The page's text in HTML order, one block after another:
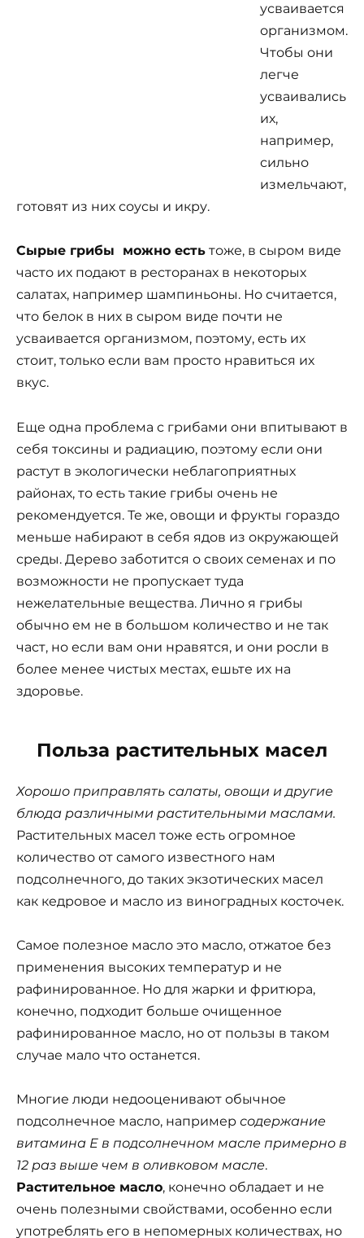
усваивается
организмом.
Чтобы они
легче
усваивались
их,
например,
сильно
измельчают,
готовят из них соусы и икру.
Сырые грибы можно есть тоже, в сыром виде
часто их подают в ресторанах в некоторых
салатах, например шампиньоны. Но считается,
что белок в них в сыром виде почти не
усваивается организмом, поэтому, есть их
стоит, только если вам просто нравиться их
вкус.
Еще одна проблема с грибами они впитывают в
себя токсины и радиацию, поэтому если они
растут в экологически неблагоприятных
районах, то есть такие грибы очень не
рекомендуется. Те же, овощи и фрукты гораздо
меньше набирают в себя ядов из окружающей
среды. Дерево заботится о своих семенах и по
возможности не пропускает туда
нежелательные вещества. Лично я грибы
обычно ем не в большом количество и не так
част, но если вам они нравятся, и они росли в
более менее чистых местах, ешьте их на
здоровье.
Польза растительных масел
Хорошо приправлять салаты, овощи и другие
блюда различными растительными маслами.
Растительных масел тоже есть огромное
количество от самого известного нам
подсолнечного, до таких экзотических масел
как кедровое и масло из виноградных косточек.
Самое полезное масло это масло, отжатое без
применения высоких температур и не
рафинированное. Но для жарки и фритюра,
конечно, подходит больше очищенное
рафинированное масло, но от пользы в таком
случае мало что останется.
Многие люди недооценивают обычное
подсолнечное масло, например содержание
витамина Е в подсолнечном масле примерно в
12 раз выше чем в оливковом масле.
Растительное масло, конечно обладает и не
очень полезными свойствами, особенно если
употреблять его в непомерных количествах, но